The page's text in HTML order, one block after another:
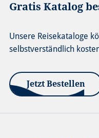
Gratis Katalog
Unsere Reisekataloge
selbstverständlich
Jetzt Bestellen